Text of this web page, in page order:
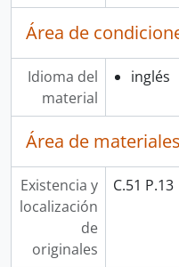
Área de
Idioma del
material
inglés
Área de
Existencia y
localización
de
originales
C.51 P.13